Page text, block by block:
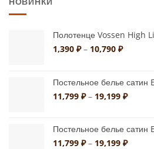
Полотенце Vossen High
1,390 ₽ – 10,790 ₽Диапазон
–
10,790 ₽
Постельное белье сатин
11,799 ₽ – 19,199 ₽
–
19,199 ₽
Постельное белье сатин
11,799 ₽ – 19,199 ₽